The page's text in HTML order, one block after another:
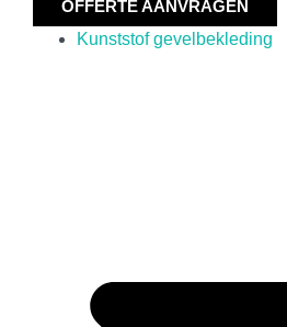
OFFERTE AANVRAGEN
Kunststof gevelbekleding